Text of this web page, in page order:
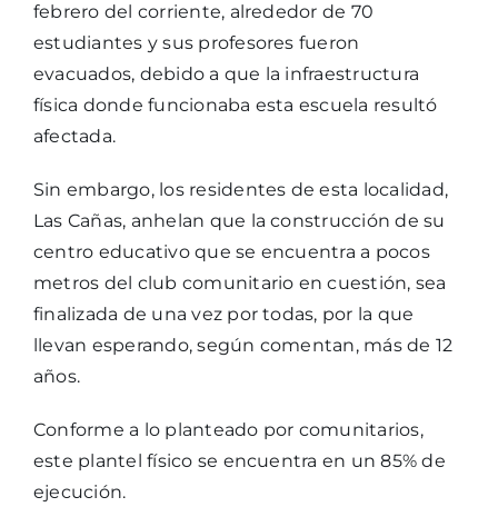
febrero del corriente, alrededor de 70
estudiantes y sus profesores fueron
evacuados, debido a que la infraestructura
física donde funcionaba esta escuela resultó
afectada.
Sin embargo, los residentes de esta localidad,
Las Cañas, anhelan que la construcción de su
centro educativo que se encuentra a pocos
metros del club comunitario en cuestión, sea
finalizada de una vez por todas, por la que
llevan esperando, según comentan, más de 12
años.
Conforme a lo planteado por comunitarios,
este plantel físico se encuentra en un 85% de
ejecución.